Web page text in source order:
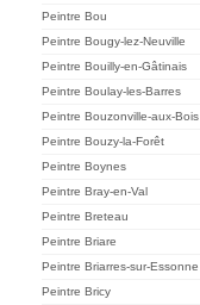
Peintre Bou
Peintre Bougy-lez-Neuville
Peintre Bouilly-en-Gâtinais
Peintre Boulay-les-Barres
Peintre Bouzonville-aux-Bois
Peintre Bouzy-la-Forêt
Peintre Boynes
Peintre Bray-en-Val
Peintre Breteau
Peintre Briare
Peintre Briarres-sur-Essonne
Peintre Bricy